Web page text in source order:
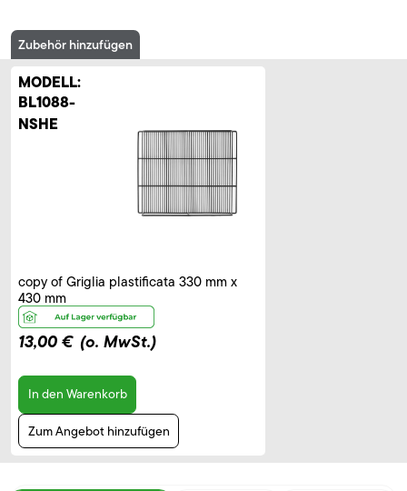
Zubehör hinzufügen
MODELL:
BL1088-
NSHE
copy of Griglia plastificata 330 mm x
430 mm
13,00 € (o. MwSt.)
In den Warenkorb
Zum Angebot hinzufügen